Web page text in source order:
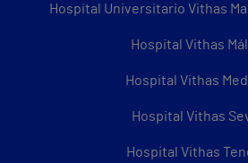
Hospital Universitario Vithas
Hospital Vithas
Hospital Vithas
Hospital Vithas
Hospital Vithas